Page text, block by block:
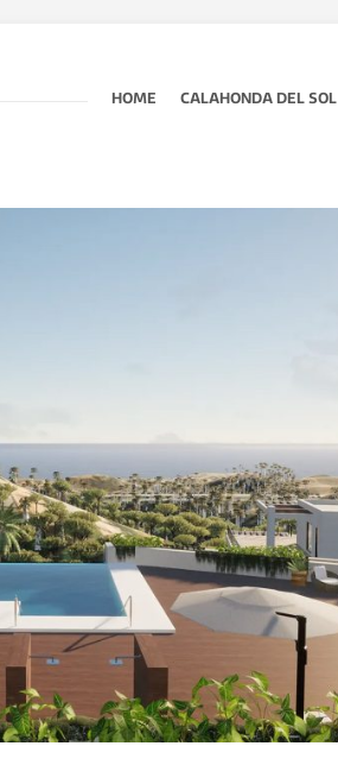
HOME CALAHONDA DEL SOL